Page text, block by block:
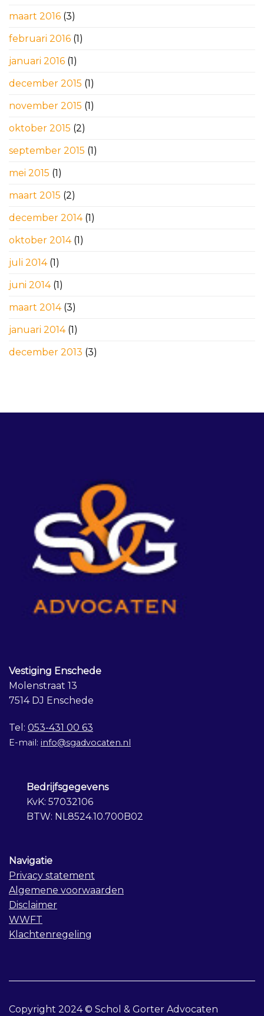
maart 2016 (3)
februari 2016 (1)
januari 2016 (1)
december 2015 (1)
november 2015 (1)
oktober 2015 (2)
september 2015 (1)
mei 2015 (1)
maart 2015 (2)
december 2014(1)
oktober 2014(1)
juli 2014(1)
juni 2014(1)
maart 2014(3)
januari 2014(1)
december 2013 (3)
Vestiging Enschede
Molenstraat 13
7514 DJ Enschede
Tel: 053-431 00 63
E-mail: info@sgadvocaten.nl
Bedrijfsgegevens
KvK: 57032106
BTW: NL8524.10.700B02
Navigatie
Privacy statement
Algemene voorwaarden
Disclaimer
WWFT
Klachtenregeling
Copyright 2024 © Schol & Gorter Advocaten